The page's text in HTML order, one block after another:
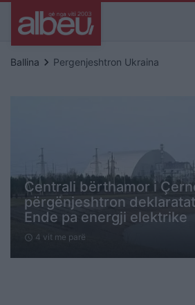
Ballina keyboard_arrow_right Pergenjeshtron Ukraina
Centrali bërthamor i
përgënjeshtron
Ende pa energji elektrike
schedule 4 vit me parë